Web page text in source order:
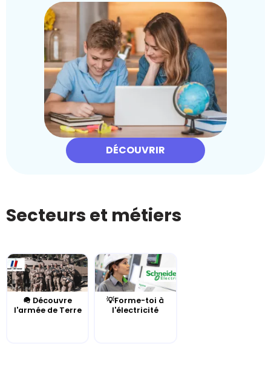
DÉCOUVRIR
Secteurs et métiers
🪖 Découvre
l'armée de Terre
💡Forme-toi à
l'électricité